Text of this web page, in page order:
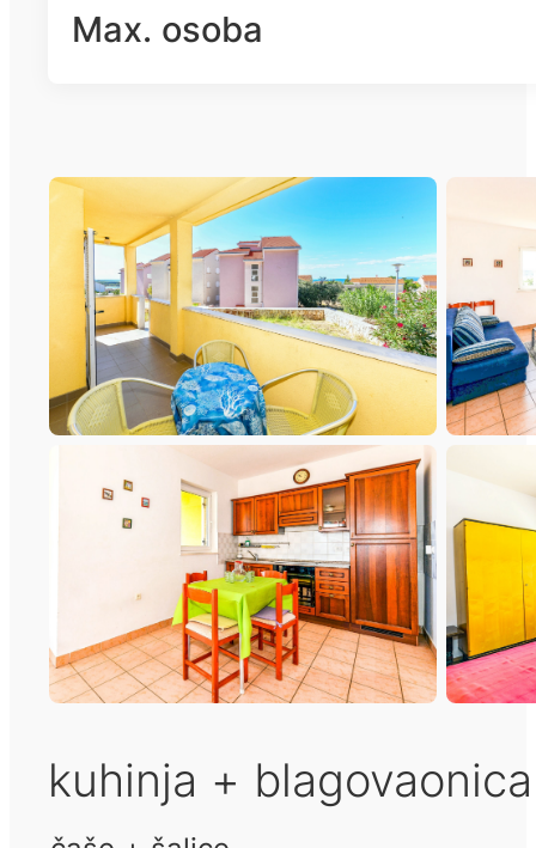
kuhinja +
Max. osoba